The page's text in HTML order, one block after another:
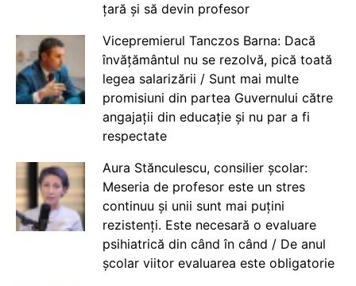
țară și să devin profesor
Vicepremierul Tanczos Barna: Dacă
învățământul nu se rezolvă, pică toată
legea salarizării / Sunt mai multe
promisiuni din partea Guvernului către
angajații din educație și nu par a fi
respectate
Aura Stănculescu, consilier școlar:
Meseria de profesor este un stres
continuu și unii sunt mai puțini
rezistenți. Este necesară o evaluare
psihiatrică din când în când / De anul
școlar viitor evaluarea este obligatorie